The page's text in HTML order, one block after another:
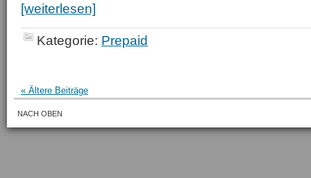
[weiterlesen]
Kategorie: Prepaid
« Ältere Beiträge
NACH OBEN